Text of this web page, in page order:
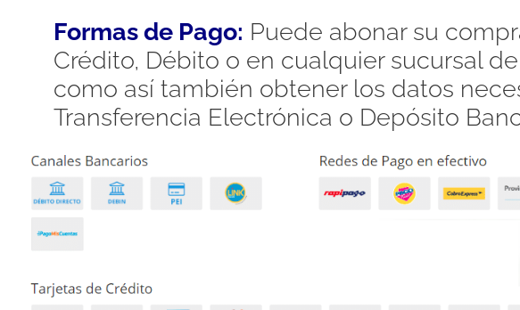
Formas de Pago: Puede abonar su
Crédito, Débito o en cualquier sucursal
como así también obtener los datos
Transferencia Electrónica o Depósito